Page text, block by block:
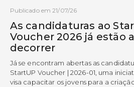
Publicado em 21/07/26
As candidaturas ao
Voucher 2026 já estão a
decorrer
Já se encontram abertas as
StartUP Voucher | 2026-01, uma
visa capacitar os jovens para a